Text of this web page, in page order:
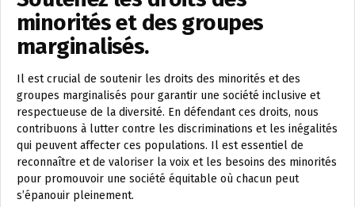
minorités et des groupes
marginalisés.
Il est crucial de soutenir les droits des minorités et des
groupes marginalisés pour garantir une société inclusive et
respectueuse de la diversité. En défendant ces droits, nous
contribuons à lutter contre les discriminations et les inégalités
qui peuvent affecter ces populations. Il est essentiel de
reconnaître et de valoriser la voix et les besoins des minorités
pour promouvoir une société équitable où chacun peut
s’épanouir pleinement.